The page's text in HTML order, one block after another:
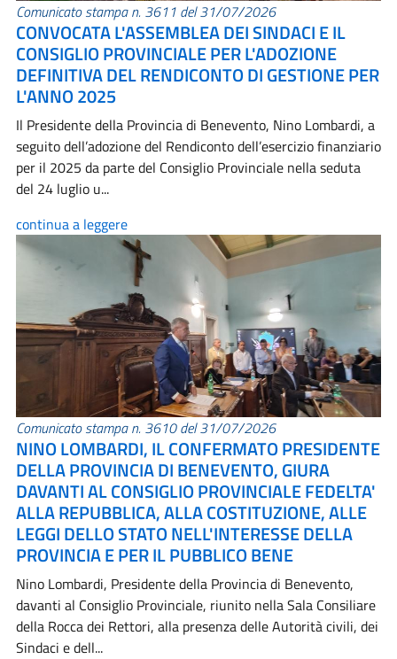
Comunicato stampa n. 3611 del 31/07/2026
CONVOCATA L'ASSEMBLEA DEI SINDACI E IL
CONSIGLIO PROVINCIALE PER L'ADOZIONE
DEFINITIVA DEL RENDICONTO DI GESTIONE PER
L'ANNO 2025
Il Presidente della Provincia di Benevento, Nino Lombardi, a
seguito dell’adozione del Rendiconto dell’esercizio finanziario
per il 2025 da parte del Consiglio Provinciale nella seduta
del 24 luglio u...
continua a leggere
Comunicato stampa n. 3610 del 31/07/2026
NINO LOMBARDI, IL CONFERMATO PRESIDENTE
DELLA PROVINCIA DI BENEVENTO, GIURA
DAVANTI AL CONSIGLIO PROVINCIALE FEDELTA'
ALLA REPUBBLICA, ALLA COSTITUZIONE, ALLE
LEGGI DELLO STATO NELL'INTERESSE DELLA
PROVINCIA E PER IL PUBBLICO BENE
Nino Lombardi, Presidente della Provincia di Benevento,
davanti al Consiglio Provinciale, riunito nella Sala Consiliare
della Rocca dei Rettori, alla presenza delle Autorità civili, dei
Sindaci e dell...